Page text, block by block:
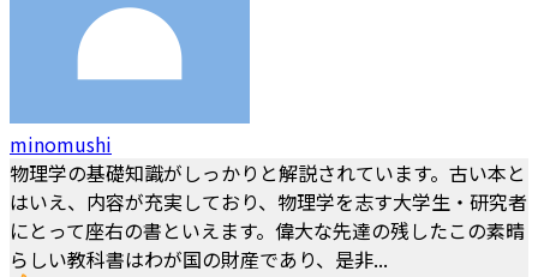
minomushi
物理学の基礎知識がしっかりと解説されています。古い本と
はいえ、内容が充実しており、物理学を志す大学生・研究者
にとって座右の書といえます。偉大な先達の残したこの素晴
らしい教科書はわが国の財産であり、是非...